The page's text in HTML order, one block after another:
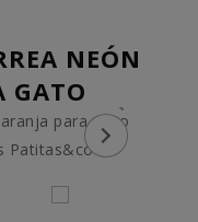
NEÓN
GATO